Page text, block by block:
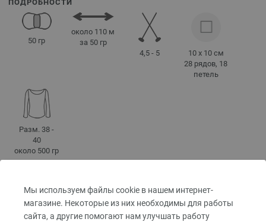
Мы используем файлы cookie в нашем интернет-
магазине. Некоторые из них необходимы для работы
сайта, а другие помогают нам улучшать работу
ПОДРОБНОСТИ
50 гр
около 110 м
за 50 гр
4,5 - 5
10 x 10 см
28 рядов, 18
петель
Разм. 38 -
40
около 500 гр
СОВЕТЫ ПО УХОДУ